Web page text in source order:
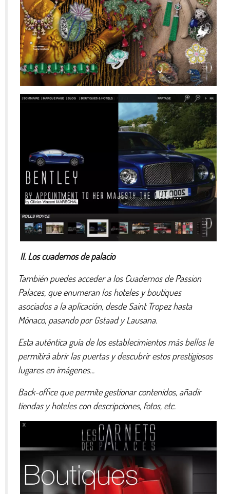
II. Los cuadernos de palacio
También puedes acceder a los Cuadernos de Passion
Palaces, que enumeran los hoteles y boutiques
asociados a la aplicación, desde Saint Tropez hasta
Mónaco, pasando por Gstaad y Lausana.
Esta auténtica guía de los establecimientos más bellos le
permitirá abrir las puertas y descubrir estos prestigiosos
lugares en imágenes...
Back-office que permite gestionar contenidos, añadir
tiendas y hoteles con descripciones, fotos, etc.